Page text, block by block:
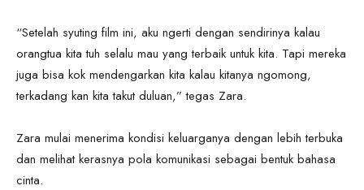
“Setelah syuting film ini, aku ngerti dengan sendirinya kalau
orangtua kita tuh selalu mau yang terbaik untuk kita. Tapi mereka
juga bisa kok mendengarkan kita kalau kitanya ngomong,
terkadang kan kita takut duluan,” tegas Zara.
Zara mulai menerima kondisi keluarganya dengan lebih terbuka
dan melihat kerasnya pola komunikasi sebagai bentuk bahasa
cinta.